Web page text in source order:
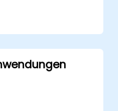
VR und AR, um
und